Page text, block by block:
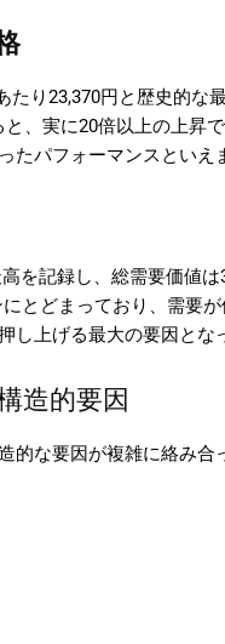
り23,370円と歴史的な
、実に20倍以上の上昇
たパフォーマンスといえ
を記録し、総需要価値
とどまっており、需要
上げる最大の要因とな
造的要因
的な要因が複雑に絡み合